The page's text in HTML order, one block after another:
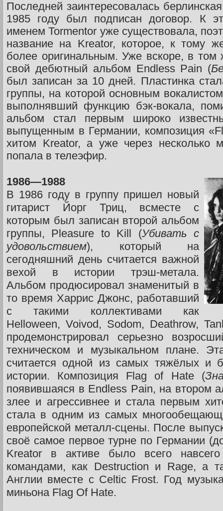
Последней заинтересовалась
1985 году был подписан договор. К
именем Tormentor уже существовала,
название на Kreator, которое, к тому
более оригинальным. Уже вскоре, в том
свой дебютный альбом Endless Pain (
был записан за 10 дней. Пластинка
группы, на которой основным
выполнявший функцию бэк-вокала,
альбом стал первым широко
выпущенным в Германии, композиция
хитом Kreator, а уже через несколько
попала в телеэфир.
1986—1988
В 1986 году в группу пришел новый
гитарист Йорг Триц, всместе с
которым был записан второй альбом
группы, Pleasure to Kill (Убивать с
удовольствием), который на
сегодняшний день считается важной
вехой в истории трэш-метала.
Альбом продюсировал знаменитый в
то время Харрис Джонс, работавший
с такими коллективами как
Helloween, Voivod, Sodom, Deathrow,
продемонстрировал серьезно
техническом и музыкальном плане.
считается одной из самых тяжёлых и
истории. Композиция Flag of Hate (
появившаяся в Endless Pain, на втором
злее и агрессивнее и стала первым
стала в одним из самых
европейской металл-сцены. После
своё самое первое турне по Германии
Kreator в активе было всего
командами, как Destruction и Rage, а
Англии вместе с Celtic Frost. Год
миньона Flag Of Hate.